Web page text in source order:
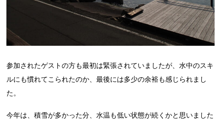
参加されたゲストの方も最初は緊張されていましたが、水中のスキ
ルにも慣れてこられたのか、最後には多少の余裕も感じられまし
た。
今年は、積雪が多かった分、水温も低い状態が続くかと思いました